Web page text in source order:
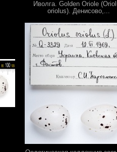
Иволга. Golden Oriole
oriolus). Денисово,...